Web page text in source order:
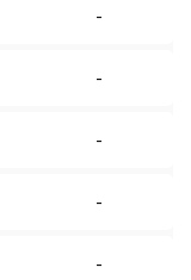
-
-
-
-
-